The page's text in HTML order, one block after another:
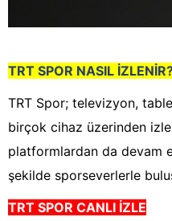
TRT SPOR NASIL
TRT Spor; televizyon,
birçok cihaz üzerinden
platformlardan da devam
şekilde sporseverlerle
TRT SPOR CANLI İZLE